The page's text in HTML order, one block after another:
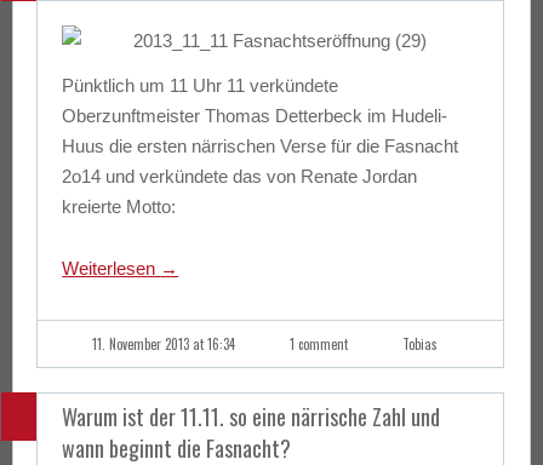
Pünktlich um 11 Uhr 11 verkündete
Oberzunftmeister Thomas Detterbeck im Hudeli-
Huus die ersten närrischen Verse für die Fasnacht
2o14 und verkündete das von Renate Jordan
kreierte Motto:
Weiterlesen →
11. November 2013 at 16:34 1 comment Tobias
Warum ist der 11.11. so eine närrische Zahl und
wann beginnt die Fasnacht?